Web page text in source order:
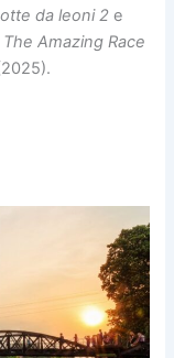
da leoni 2 e
The Amazing Race